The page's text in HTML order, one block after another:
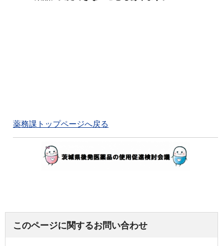
薬務課トップページへ戻る
このページに関するお問い合わせ